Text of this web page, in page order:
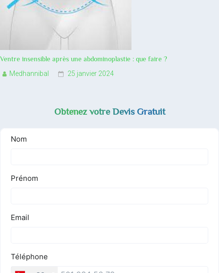
Ventre insensible après une abdominoplastie : que faire ?
Medhannibal
25 janvier 2024
Obtenez votre Devis Gratuit